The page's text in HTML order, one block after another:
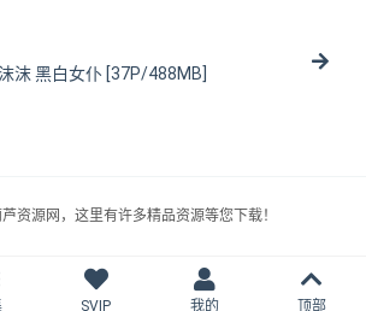
沫 黑白女仆 [37P/488MB]
资源网，这里有许多精品资源等您下载！
SVIP 我的 顶部